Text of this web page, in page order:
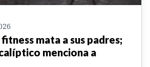
mata a sus padres;
menciona a